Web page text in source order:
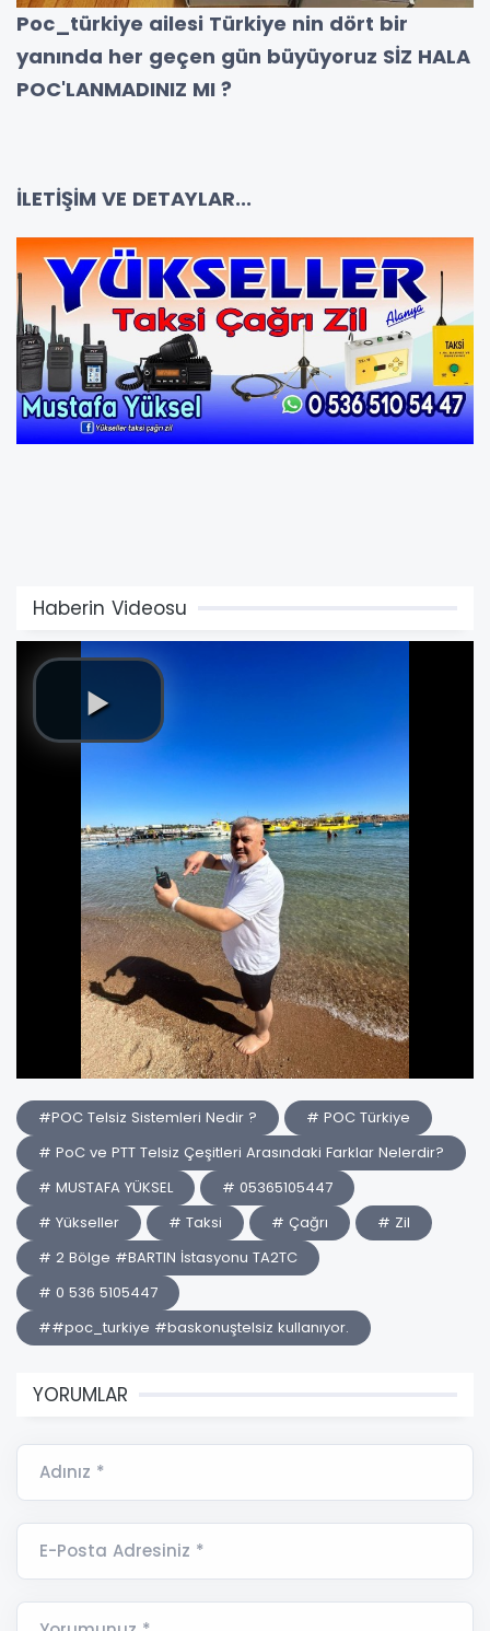
Poc_türkiye ailesi Türkiye nin dört bir
yanında her geçen gün büyüyoruz SİZ HALA
POC'LANMADINIZ MI ?
İLETİŞİM VE DETAYLAR...
Haberin Videosu
#POC Telsiz Sistemleri Nedir ?
# POC Türkiye
# PoC ve PTT Telsiz Çeşitleri Arasındaki Farklar Nelerdir?
# MUSTAFA YÜKSEL
# 05365105447
# Yükseller
# Taksi # Çağrı
# Zil
# 2 Bölge #BARTIN İstasyonu TA2TC
# 0 536 5105447
##poc_turkiye #baskonuştelsiz kullanıyor.
YORUMLAR
Adınız *
E-Posta Adresiniz *